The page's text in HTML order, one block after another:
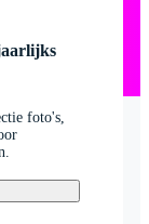
foto's,